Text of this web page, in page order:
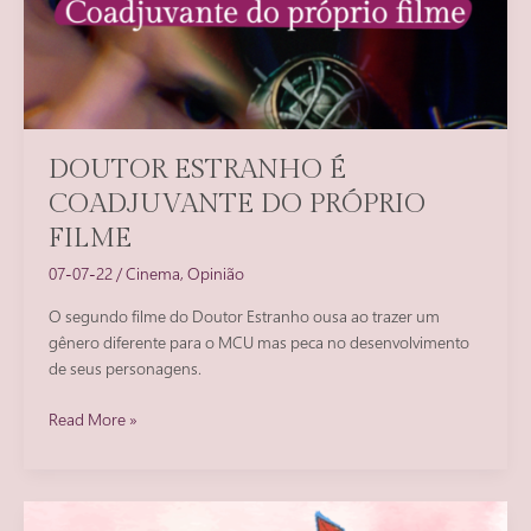
DOUTOR ESTRANHO É
COADJUVANTE DO PRÓPRIO
FILME
07-07-22 /Cinema, Opinião
O segundo filme do Doutor Estranho ousa ao trazer um
gênero diferente para o MCU mas peca no desenvolvimento
de seus personagens.
Doutor
Read More »